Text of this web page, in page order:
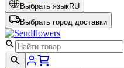
Выбрать языкRU
Выбрать город доставки